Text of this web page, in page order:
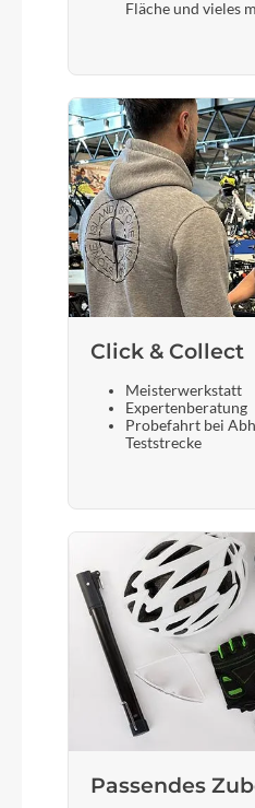
ACROS AZF-1034,
Routing), Top Zero-
Bottom Zero-Stack 1 1/
ACID
Fox 34 Float AWL, 2-
Damper, Tapered,
120mm
Bosch Kiox 500,
CUBE Dropper Post,
Fläche und vieles
Click & Collect
Meisterwerkstatt
Expertenberatung
Probefahrt bei
Teststrecke
Passendes